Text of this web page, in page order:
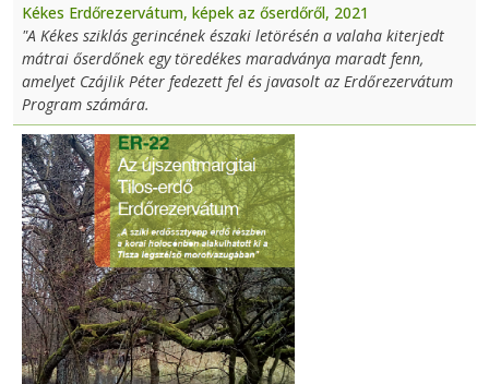
Kékes Erdőrezervátum, képek az őserdőről, 2021
"A Kékes sziklás gerincének északi letörésén a valaha kiterjedt
mátrai őserdőnek egy töredékes maradványa maradt fenn,
amelyet Czájlik Péter fedezett fel és javasolt az Erdőrezervátum
Program számára.